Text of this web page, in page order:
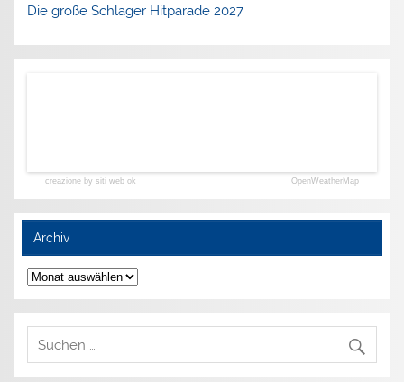
Die große Schlager Hitparade 2027
creazione by siti web ok OpenWeatherMap
Archiv
Archiv